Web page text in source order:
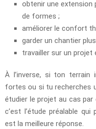
obtenir une extension
de formes ;
améliorer le confort
garder un chantier
travailler sur un projet
À l’inverse, si ton terrain
fortes ou si tu recherches
étudier le projet au cas
c’est l’étude préalable
est la meilleure réponse.